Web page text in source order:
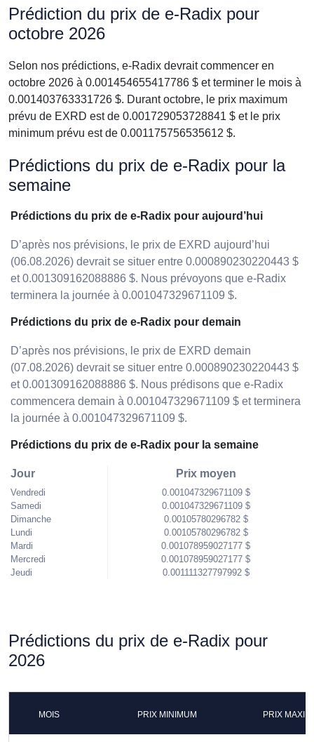
Prédiction du prix de e-Radix pour
octobre 2026
Selon nos prédictions, e-Radix devrait commencer en
octobre 2026 à 0.001454655417786 $ et terminer le mois à
0.001403763331726 $. Durant octobre, le prix maximum
prévu de EXRD est de 0.001729053728841 $ et le prix
minimum prévu est de 0.001175756535612 $.
Prédictions du prix de e-Radix pour la
semaine
Prédictions du prix de e-Radix pour aujourd’hui
D’après nos prévisions, le prix de EXRD aujourd’hui
(06.08.2026) devrait se situer entre 0.000890230220443 $
et 0.001309162088886 $. Nous prévoyons que e-Radix
terminera la journée à 0.001047329671109 $.
Prédictions du prix de e-Radix pour demain
D’après nos prévisions, le prix de EXRD demain
(07.08.2026) devrait se situer entre 0.000890230220443 $
et 0.001309162088886 $. Nous prédisons que e-Radix
commencera demain à 0.001047329671109 $ et terminera
la journée à 0.001047329671109 $.
Prédictions du prix de e-Radix pour la semaine
Jour
Vendredi
Samedi
Dimanche
Lundi
Mardi
Mercredi
Jeudi
Prix moyen
0.001047329671109 $
0.001047329671109 $
0.00105780296782 $
0.00105780296782 $
0.001078959027177 $
0.001078959027177 $
0.001111327797992 $
Prédictions du prix de e-Radix pour
2026
MOIS PRIX MINIMUM PRIX